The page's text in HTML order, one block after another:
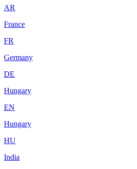
AR
France
FR
Germany
DE
Hungary
EN
Hungary
HU
India